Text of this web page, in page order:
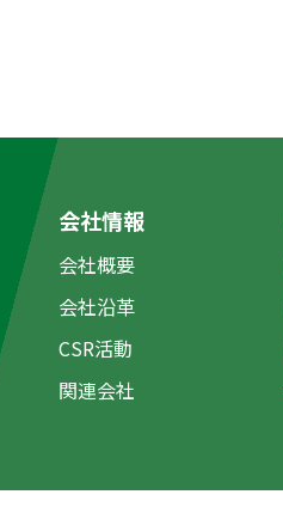
会社情報
会社概要
会社沿革
CSR活動
関連会社